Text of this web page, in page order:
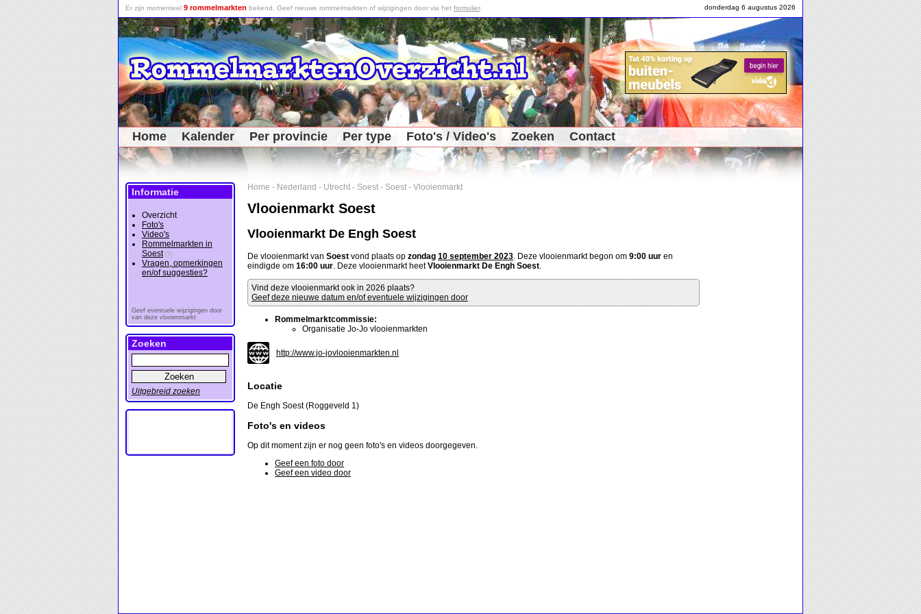
donderdag 6 augustus 2026
Er zijn momenteel 9 rommelmarkten bekend. Geef nieuwe rommelmarkten of wijzigingen door via het formulier.
Home Kalender Per provincie Per type Foto's / Video's Zoeken Contact
Home - Nederland - Utrecht - Soest - Soest - Vlooienmarkt
Vlooienmarkt Soest
Vlooienmarkt De Engh Soest
De vlooienmarkt van Soest vond plaats op zondag 10 september 2023. Deze vlooienmarkt begon om 9:00 uur en
eindigde om 16:00 uur. Deze vlooienmarkt heetVlooienmarkt De Engh Soest.
Vind deze vlooienmarkt ook in 2026 plaats?
Geef deze nieuwe datum en/of eventuele wijzigingen door
Rommelmarktcommissie:
Organisatie Jo-Jo vlooienmarkten
http://www.jo-jovlooienmarkten.nl
Locatie
De Engh Soest (Roggeveld 1)
Foto's en videos
Op dit moment zijn er nog geen foto's en videos doorgegeven.
Geef een foto door
Geef een video door
Informatie
Overzicht
Foto's
Video's
Rommelmarkten in
Soest (7)
Vragen, opmerkingen
en/of suggesties?
Geef eventuele wijzigingen door
van deze vlooienmarkt
Zoeken
Uitgebreid zoeken